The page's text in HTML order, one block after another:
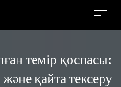
темір қоспасы:
қайта тексеру